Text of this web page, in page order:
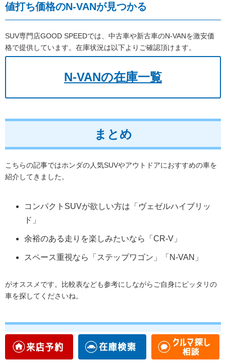
値打ち価格のN-VANが見つかる
SUV専門店GOOD SPEEDでは、中古車や新古車のN-VANを激安価
格で提供しています。在庫状況は以下よりご確認頂けます。
N-VANの在庫一覧
まとめ
こちらの記事ではホンダの人気SUVやアウトドアにおすすめの車を
紹介してきました。
コンパクトSUVが欲しい方は「ヴェゼルハイブリッ
ド」
余裕のある走りを楽しみたいなら「CR-V」
スペース重視なら「ステップワゴン」「N-VAN」
がオススメです。比較表なども参考にしながらご自身にピッタリの
車を探してくださいね。
SUVを買うならGOOD SPEEDにす
べき5つの理由